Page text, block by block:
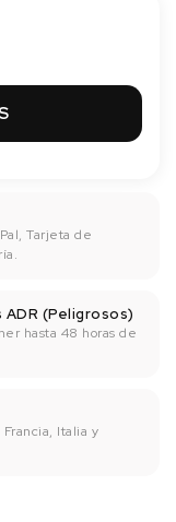
Tarjeta de
(Peligrosos)
hasta 48 horas de
Italia y